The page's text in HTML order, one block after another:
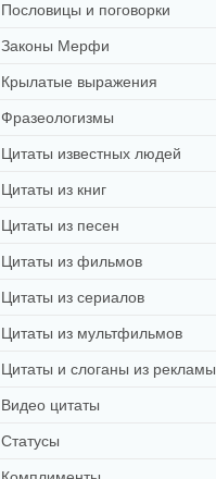
Пословицы и поговорки
Законы Мерфи
Крылатые выражения
Фразеологизмы
Цитаты известных людей
Цитаты из книг
Цитаты из песен
Цитаты из фильмов
Цитаты из сериалов
Цитаты из мультфильмов
Цитаты и слоганы из рекламы
Видео цитаты
Статусы